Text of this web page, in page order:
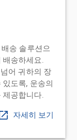
송 솔루션으
송하세요.
어 귀하의 장
도록, 운송의
공합니다.
자세히 보기